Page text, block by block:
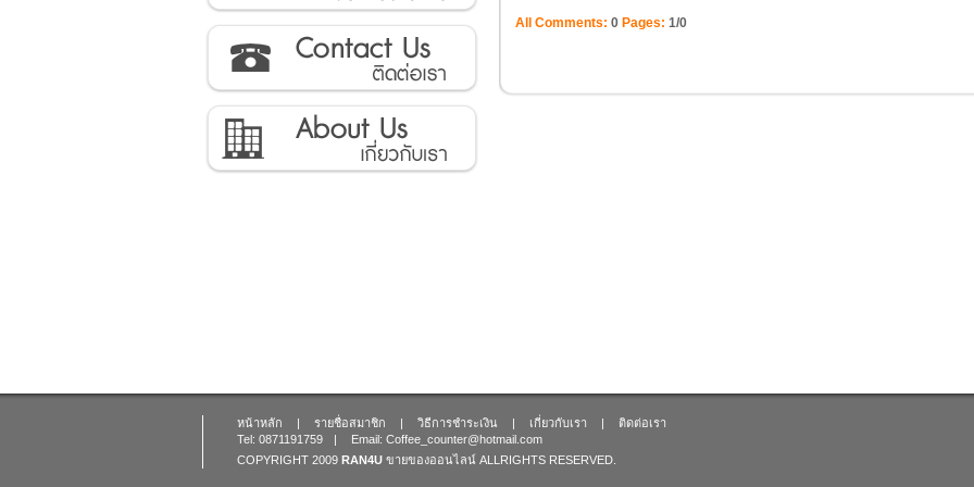
All Comments: 0Pages: 1/0
หน้าหลัก รายชื่อสมาชิก วิธีการชำระเงิน เกี่ยวกับเรา
ติดต่อเรา
Tel: 0871191759
Email: Coffee_counter@hotmail.com
COPYRIGHT 2009 RAN4U ขายของออนไลน์ ALLRIGHTS RESERVED.